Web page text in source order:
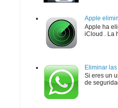
Apple
Apple ha
iCloud . La
Eliminar
Si eres un
de